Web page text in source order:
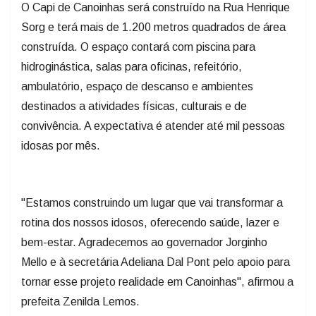
O Capi de Canoinhas será construído na Rua Henrique
Sorg e terá mais de 1.200 metros quadrados de área
construída. O espaço contará com piscina para
hidroginástica, salas para oficinas, refeitório,
ambulatório, espaço de descanso e ambientes
destinados a atividades físicas, culturais e de
convivência. A expectativa é atender até mil pessoas
idosas por mês.
"Estamos construindo um lugar que vai transformar a
rotina dos nossos idosos, oferecendo saúde, lazer e
bem-estar. Agradecemos ao governador Jorginho
Mello e à secretária Adeliana Dal Pont pelo apoio para
tornar esse projeto realidade em Canoinhas", afirmou a
prefeita Zenilda Lemos.